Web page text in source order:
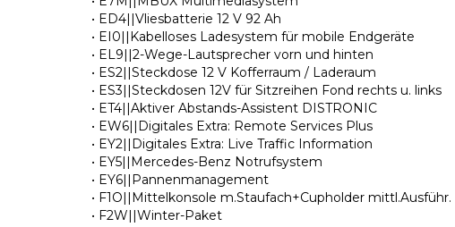
• ED4||Vliesbatterie 12 V 92 Ah
• EI0||Kabelloses Ladesystem für mobile Endgeräte
• EL9||2-Wege-Lautsprecher vorn und hinten
• ES2||Steckdose 12 V Kofferraum / Laderaum
• ES3||Steckdosen 12V für Sitzreihen Fond rechts u. links
• ET4||Aktiver Abstands-Assistent DISTRONIC
• EW6||Digitales Extra: Remote Services Plus
• EY2||Digitales Extra: Live Traffic Information
• EY5||Mercedes-Benz Notrufsystem
• EY6||Pannenmanagement
• F1O||Mittelkonsole m.Staufach+Cupholder mittl.Ausführ.
• F2W||Winter-Paket